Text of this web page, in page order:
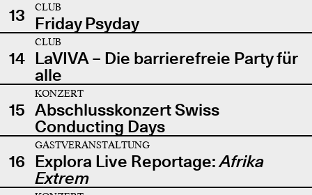
13
CLUB
Friday Psyday
14
CLUB
LaVIVA – Die barrierefreie Party für
alle
15
KONZERT
Abschlusskonzert Swiss
Conducting Days
16
GASTVERANSTALTUNG
Explora Live Reportage:Afrika
Extrem